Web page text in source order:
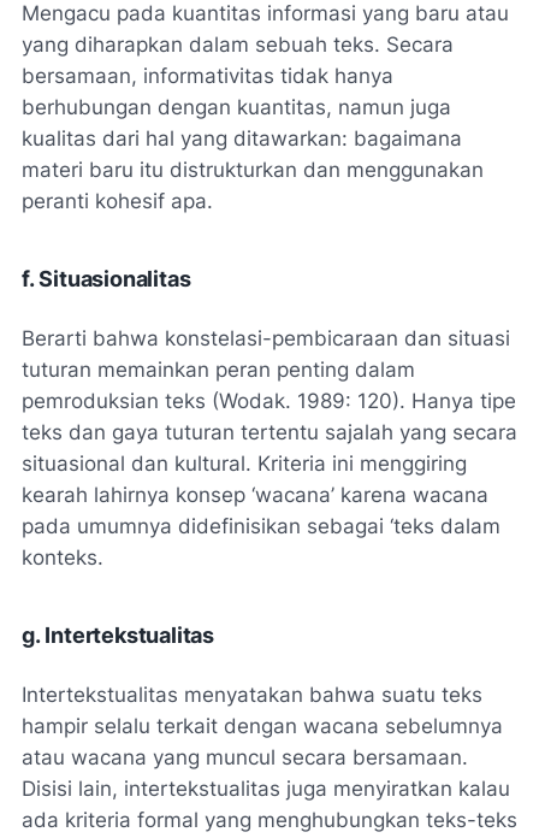
Mengacu pada kuantitas informasi yang baru atau
yang diharapkan dalam sebuah teks. Secara
bersamaan, informativitas tidak hanya
berhubungan dengan kuantitas, namun juga
kualitas dari hal yang ditawarkan: bagaimana
materi baru itu distrukturkan dan menggunakan
peranti kohesif apa.
f. Situasionalitas
Berarti bahwa konstelasi-pembicaraan dan situasi
tuturan memainkan peran penting dalam
pemroduksian teks (Wodak. 1989: 120). Hanya tipe
teks dan gaya tuturan tertentu sajalah yang secara
situasional dan kultural. Kriteria ini menggiring
kearah lahirnya konsep ‘wacana’ karena wacana
pada umumnya didefinisikan sebagai ‘teks dalam
konteks.
g. Intertekstualitas
Intertekstualitas menyatakan bahwa suatu teks
hampir selalu terkait dengan wacana sebelumnya
atau wacana yang muncul secara bersamaan.
Disisi lain, intertekstualitas juga menyiratkan kalau
ada kriteria formal yang menghubungkan teks-teks